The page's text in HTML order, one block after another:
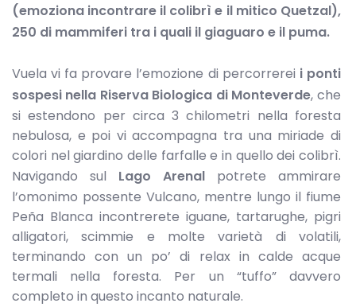
(emoziona incontrare il colibrì e il mitico Quetzal),
250 di mammiferi tra i quali il giaguaro e il puma.
Vuela vi fa provare l’emozione di percorrerei i ponti
sospesi nella Riserva Biologica di Monteverde, che
si estendono per circa 3 chilometri nella foresta
nebulosa, e poi vi accompagna tra una miriade di
colori nel giardino delle farfalle e in quello dei colibrì.
Navigando sul Lago Arenalpotrete ammirare
l’omonimo possente Vulcano, mentre lungo il fiume
Peña Blanca incontrerete iguane, tartarughe, pigri
alligatori, scimmie e molte varietà di volatili,
terminando con un po’ di relax in calde acque
termali nella foresta. Per un “tuffo” davvero
completo in questo incanto naturale.